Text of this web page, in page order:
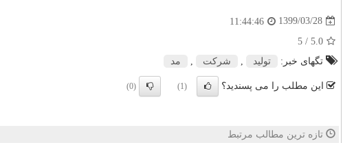
1399/03/28
11:44:46
5.0
/ 5
تگهای خبر:
تولید شركت مد
این مطلب را می پسندید؟ (1)
(0)
تازه ترین مطالب مرتبط